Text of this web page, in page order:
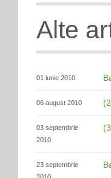
Alte
01 iunie 2010
06 august 2010
03 septembrie
2010
23 septembrie